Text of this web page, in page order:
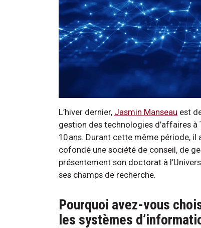
L’hiver dernier, Jasmin Manseau est
gestion des technologies d’affaires
10 ans. Durant cette même période,
cofondé une société de conseil, de
présentement son doctorat à
ses champs de recherche.
Pourquoi avez-vous
les systèmes